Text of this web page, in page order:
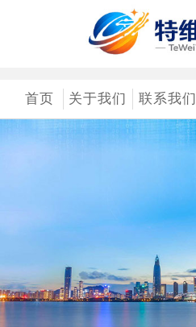
首页 关于我们 联系我们